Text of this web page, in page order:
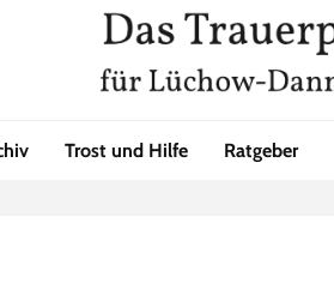
Trost und Hilfe Ratgeber